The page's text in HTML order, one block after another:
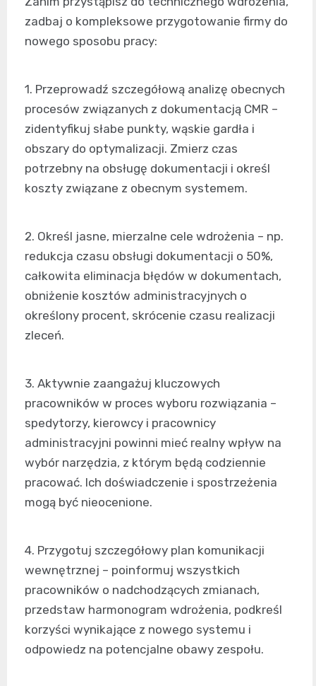
zadbaj o kompleksowe przygotowanie firmy do
nowego sposobu pracy:
1. Przeprowadź szczegółową analizę obecnych
procesów związanych z dokumentacją CMR –
zidentyfikuj słabe punkty, wąskie gardła i
obszary do optymalizacji. Zmierz czas
potrzebny na obsługę dokumentacji i określ
koszty związane z obecnym systemem.
2. Określ jasne, mierzalne cele wdrożenia – np.
redukcja czasu obsługi dokumentacji o 50%,
całkowita eliminacja błędów w dokumentach,
obniżenie kosztów administracyjnych o
określony procent, skrócenie czasu realizacji
zleceń.
3. Aktywnie zaangażuj kluczowych
pracowników w proces wyboru rozwiązania –
spedytorzy, kierowcy i pracownicy
administracyjni powinni mieć realny wpływ na
wybór narzędzia, z którym będą codziennie
pracować. Ich doświadczenie i spostrzeżenia
mogą być nieocenione.
4. Przygotuj szczegółowy plan komunikacji
wewnętrznej – poinformuj wszystkich
pracowników o nadchodzących zmianach,
przedstaw harmonogram wdrożenia, podkreśl
korzyści wynikające z nowego systemu i
odpowiedz na potencjalne obawy zespołu.